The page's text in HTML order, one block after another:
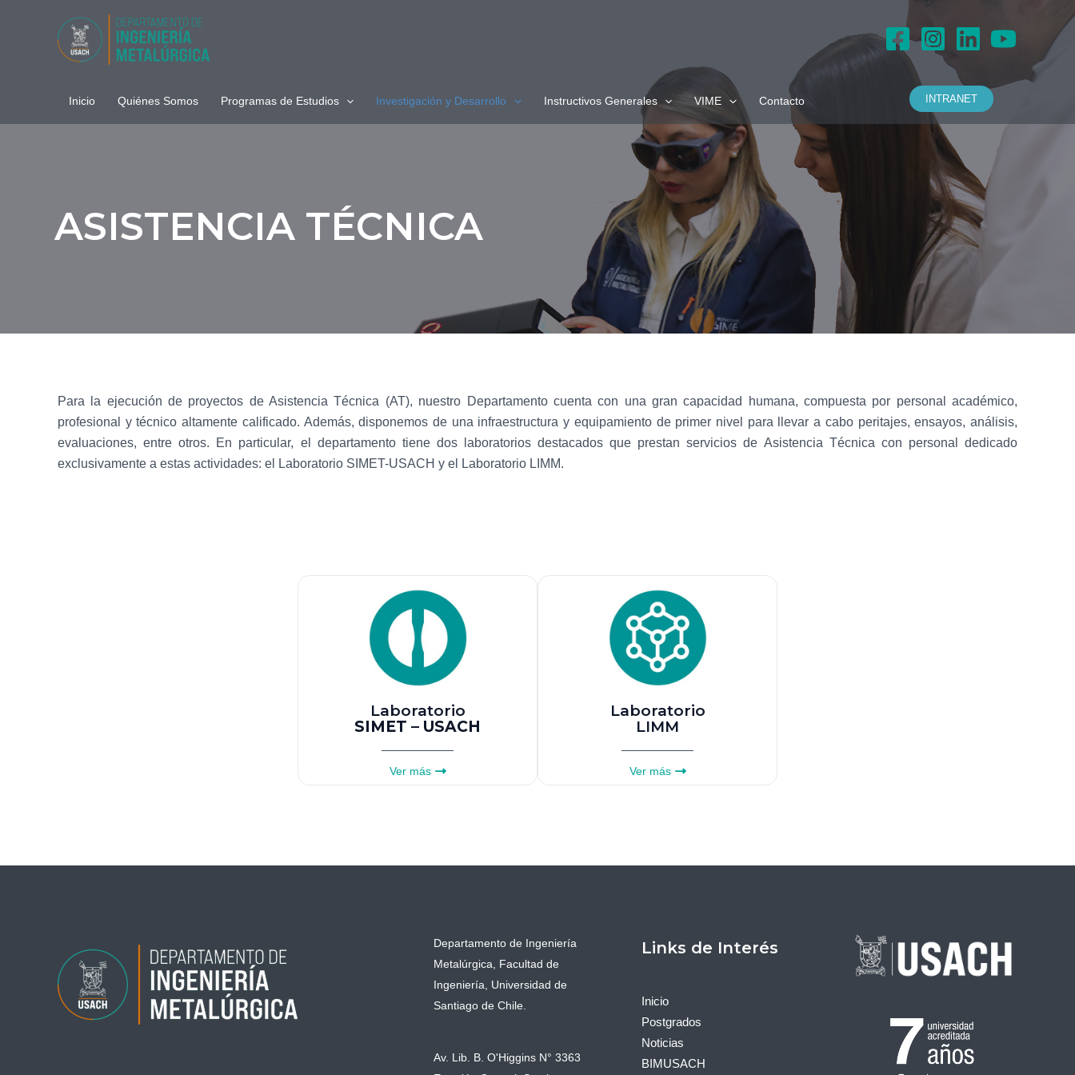
Inicio Quiénes Somos Programas de Estudios Investigación y Desarrollo Instructivos Generales VIME Contacto INTRANET
ASISTENCIA TÉCNICA
Para la ejecución de proyectos de Asistencia Técnica (AT), nuestro Departamento cuenta con una gran capacidad humana, compuesta por personal académico,
profesional y técnico altamente calificado. Además, disponemos de una infraestructura y equipamiento de primer nivel para llevar a cabo peritajes, ensayos, análisis,
evaluaciones, entre otros. En particular, el departamento tiene dos laboratorios destacados que prestan servicios de Asistencia Técnica con personal dedicado
exclusivamente a estas actividades: el Laboratorio SIMET-USACH y el Laboratorio LIMM.
Laboratorio
SIMET – USACH
Ver más
Laboratorio
LIMM
Ver más
Departamento de Ingeniería
Metalúrgica, Facultad de
Ingeniería, Universidad de
Santiago de Chile.
Av. Lib. B. O'Higgins N° 3363
Links de Interés
Inicio
Postgrados
Noticias
BIMUSACH